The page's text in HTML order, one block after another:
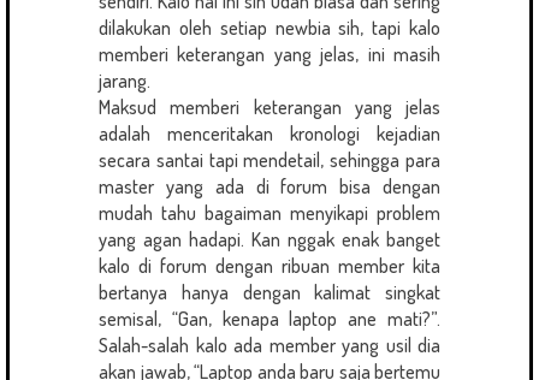
dilakukan oleh setiap newbia sih, tapi kalo
memberi keterangan yang jelas, ini masih
jarang.
Maksud memberi keterangan yang jelas
adalah menceritakan kronologi kejadian
secara santai tapi mendetail, sehingga para
master yang ada di forum bisa dengan
mudah tahu bagaiman menyikapi problem
yang agan hadapi. Kan nggak enak banget
kalo di forum dengan ribuan member kita
bertanya hanya dengan kalimat singkat
semisal, “Gan, kenapa laptop ane mati?”.
Salah-salah kalo ada member yang usil dia
akan jawab, “Laptop anda baru saja bertemu